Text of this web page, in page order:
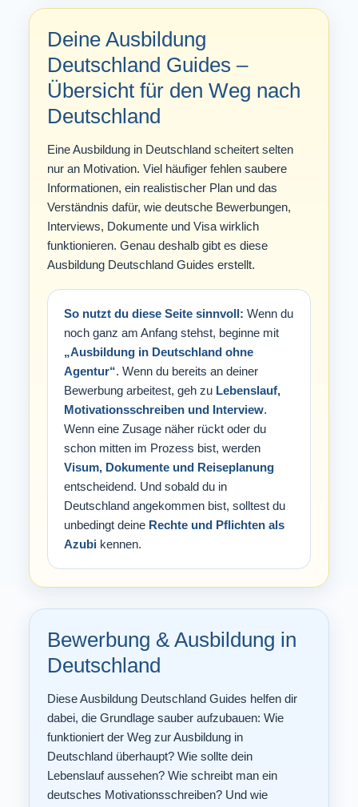
Deine Ausbildung
Deutschland Guides –
Übersicht für den Weg nach
Deutschland
Eine Ausbildung in Deutschland scheitert selten
nur an Motivation. Viel häufiger fehlen saubere
Informationen, ein realistischer Plan und das
Verständnis dafür, wie deutsche Bewerbungen,
Interviews, Dokumente und Visa wirklich
funktionieren. Genau deshalb gibt es diese
Ausbildung Deutschland Guides erstellt.
So nutzt du diese Seite sinnvoll: Wenn du
noch ganz am Anfang stehst, beginne mit
„Ausbildung in Deutschland ohne
Agentur“. Wenn du bereits an deiner
Bewerbung arbeitest, geh zu Lebenslauf,
Motivationsschreiben und Interview.
Wenn eine Zusage näher rückt oder du
schon mitten im Prozess bist, werden
Visum, Dokumente und Reiseplanung
entscheidend. Und sobald du in
Deutschland angekommen bist, solltest du
unbedingt deine Rechte und Pflichten als
Azubi kennen.
Bewerbung & Ausbildung in
Deutschland
Diese Ausbildung Deutschland Guides helfen dir
dabei, die Grundlage sauber aufzubauen: Wie
funktioniert der Weg zur Ausbildung in
Deutschland überhaupt? Wie sollte dein
Lebenslauf aussehen? Wie schreibt man ein
deutsches Motivationsschreiben? Und wie